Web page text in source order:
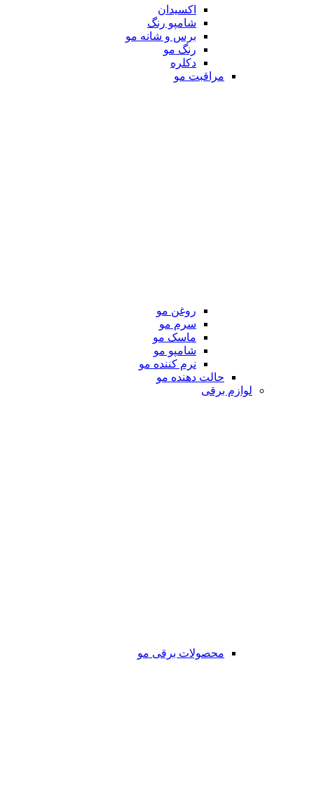
اکسیدان
شامپو رنگ
برس و شانه مو
رنگ مو
دکلره
مراقبت مو
روغن مو
سرم مو
ماسک مو
شامپو مو
نرم کننده مو
حالت دهنده مو
لوازم برقی
محصولات برقی مو